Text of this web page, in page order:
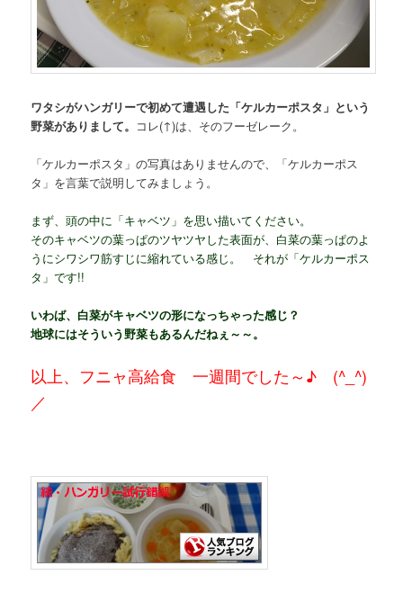
ワタシがハンガリーで初めて遭遇した「ケルカーポスタ」という
野菜がありまして。 コレ(↑)は、そのフーゼレーク。
「ケルカーポスタ」の写真はありませんので、「ケルカーポス
タ」を言葉で説明してみましょう。
まず、頭の中に「キャベツ」を思い描いてください。
そのキャベツの葉っぱのツヤツヤした表面が、白菜の葉っぱのよ
うにシワシワ筋すじに縮れている感じ。 それが「ケルカーポス
タ」です!!
いわば、白菜がキャベツの形になっちゃった感じ？
地球にはそういう野菜もあるんだねぇ～～。
以上、フニャ高給食 一週間でした～♪ (^_^)
／